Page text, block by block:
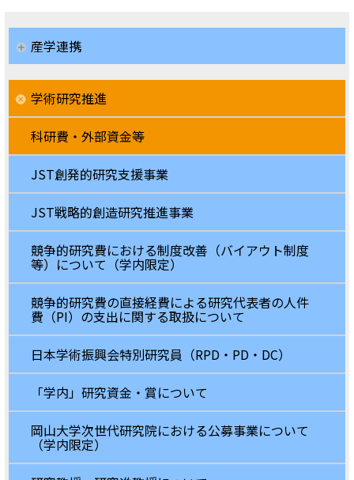
産学連携
学術研究推進
科研費・外部資金等
JST創発的研究支援事業
JST戦略的創造研究推進事業
競争的研究費における制度改善（バイアウト制度
等）について（学内限定）
競争的研究費の直接経費による研究代表者の人件
費（PI）の支出に関する取扱について
日本学術振興会特別研究員（RPD・PD・DC）
「学内」研究資金・賞について
岡山大学次世代研究院における公募事業について
（学内限定）